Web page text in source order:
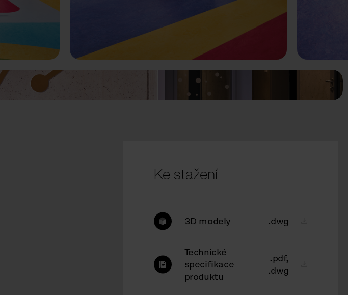
Ke stažení
3D modely .dwg
Technické
specifikace
produktu
.pdf,
.dwg